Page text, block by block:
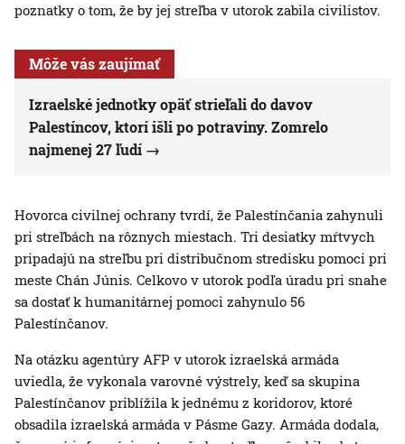
poznatky o tom, že by jej streľba v utorok zabila civilistov.
Môže vás zaujímať
Izraelské jednotky opäť strieľali do davov
Palestíncov, ktorí išli po potraviny. Zomrelo
najmenej 27 ľudí
Hovorca civilnej ochrany tvrdí, že Palestínčania zahynuli
pri streľbách na rôznych miestach. Tri desiatky mŕtvych
pripadajú na streľbu pri distribučnom stredisku pomoci pri
meste Chán Júnis. Celkovo v utorok podľa úradu pri snahe
sa dostať k humanitárnej pomoci zahynulo 56
Palestínčanov.
Na otázku agentúry AFP v utorok izraelská armáda
uviedla, že vykonala varovné výstrely, keď sa skupina
Palestínčanov priblížila k jednému z koridorov, ktoré
obsadila izraelská armáda v Pásme Gazy. Armáda dodala,